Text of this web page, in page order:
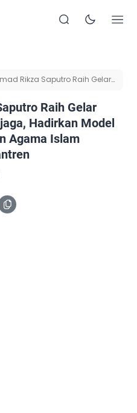
Rikza Saputro Raih Gelar
Budaya Pesantren
Raih Gelar
Hadirkan Model
Agama Islam